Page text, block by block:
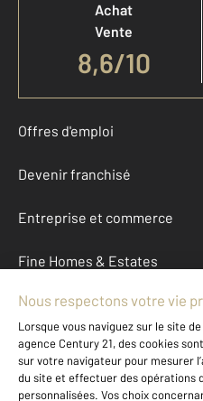
Achat
Vente
8,6/10
Offres d'emploi
Devenir franchisé
Entreprise et commerce
Fine Homes & Estates
À propos
International
Nous contacter